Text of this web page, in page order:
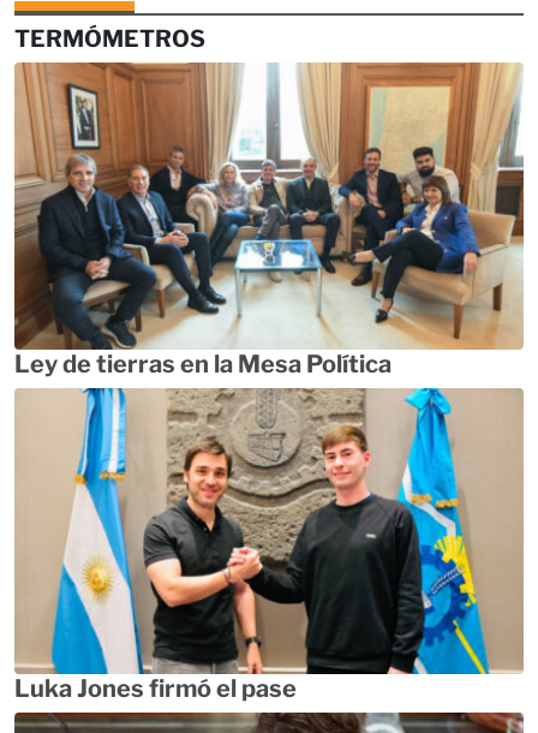
TERMÓMETROS
Ley de tierras en la Mesa Política
Luka Jones firmó el pase